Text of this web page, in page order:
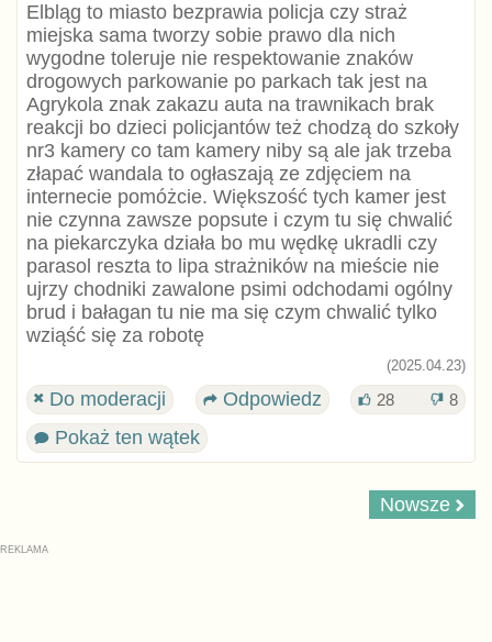
Elbląg to miasto bezprawia policja czy straż
miejska sama tworzy sobie prawo dla nich
wygodne toleruje nie respektowanie znaków
drogowych parkowanie po parkach tak jest na
Agrykola znak zakazu auta na trawnikach brak
reakcji bo dzieci policjantów też chodzą do szkoły
nr3 kamery co tam kamery niby są ale jak trzeba
złapać wandala to ogłaszają ze zdjęciem na
internecie pomóżcie. Większość tych kamer jest
nie czynna zawsze popsute i czym tu się chwalić
na piekarczyka działa bo mu wędkę ukradli czy
parasol reszta to lipa strażników na mieście nie
ujrzy chodniki zawalone psimi odchodami ogólny
brud i bałagan tu nie ma się czym chwalić tylko
wziąść się za robotę
(2025.04.23)
Do moderacji Odpowiedz 28 8
Pokaż ten wątek
Nowsze